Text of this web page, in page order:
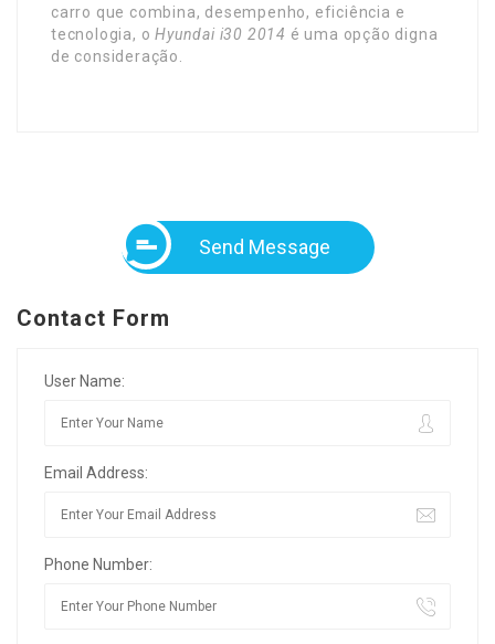
carro que combina, desempenho, eficiência e
tecnologia, oHyundai i30 2014 é uma opção digna
de consideração.
Send Message
Contact Form
User Name:
Email Address:
Phone Number: